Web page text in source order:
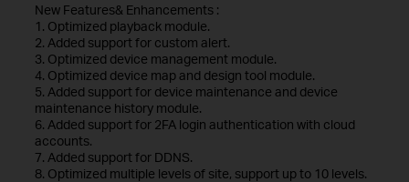
New Features& Enhancements :
1. Optimized playback module.
2. Added support for custom alert.
3. Optimized device management module.
4. Optimized device map and design tool module.
5. Added support for device maintenance and device
maintenance history module.
6. Added support for 2FA login authentication with cloud
accounts.
7. Added support for DDNS.
8. Optimized multiple levels of site, support up to 10 levels.